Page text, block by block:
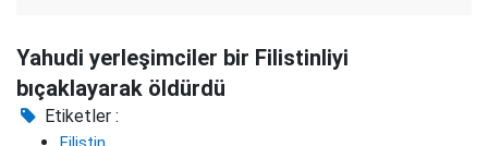
Yahudi yerleşimciler bir Filistinliyi
bıçaklayarak öldürdü
Etiketler :